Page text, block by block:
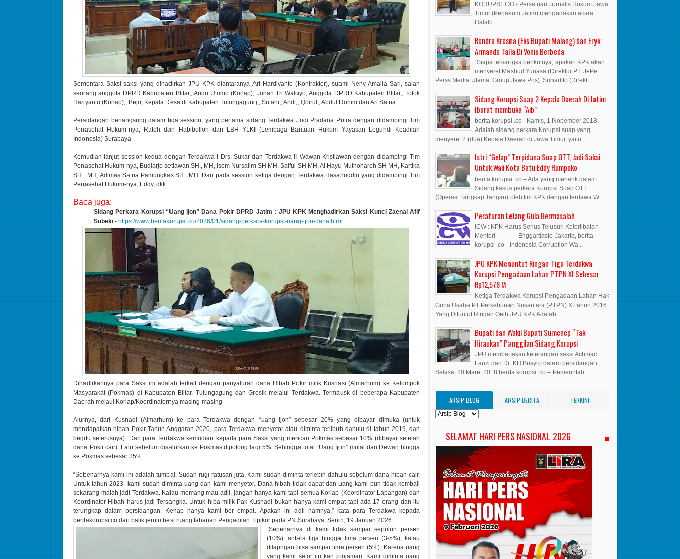
Sementara Saksi-saksi yang dihadirkan JPU KPK diantaranya Ari Hardiyanto (Kontraktor), suami Neny Amalia Sari, salah
seorang anggota DPRD Kabupaten Blitar,; Andri Utomo (Korlap), Johan Tri Waluyo, Anggota DPRD Kabupaten Blitar,; Totok
Hariyanto (Korlap),; Bejo, Kepala Desa di Kabupaten Tulungagung,; Sutani,; Andi,; Qoirul,; Abdul Rohim dan Ari Satria
Persidangan berlangsung dalam tiga session, yang pertama sidang Terdakwa Jodi Pradana Putra dengan didampingi Tim
Penasehat Hukum-nya, Rateh dan Habibulloh dari LBH YLKI (Lembaga Bantuan Hukum Yayasan Legundi Keadilan
Indonesia) Surabaya
Kemudian lanjut session kedua dengan Terdakwa I Drs. Sukar dan Terdakwa II Wawan Kristiawan dengan didampingi Tim
Penasehat Hukum-nya, Budiarjo setiawan SH., MH, isom Nursalim SH MH, Saiful SH MH, Al Hayu Muthoharoh SH MH, Kartika
SH., MH, Adimas Satria Pamungkas SH., MH. Dan pada session ketiga dengan Terdakwa Hasanuddin yang didampingi Tim
Penasehat Hukum-nya, Eddy, dkk
Baca juga:
Sidang Perkara Korupsi “Uang Ijon” Dana Pokir DPRD Jatim : JPU KPK Menghadirkan Saksi Kunci Zaenal Afif
Subeki - https://www.beritakorupsi.co/2026/01/sidang-perkara-korupsi-uang-ijon-dana.html
Dihadirkannya para Saksi ini adalah terkait dengan panyaluran dana Hibah Pokir milik Kusnasi (Almarhum) ke Kelompok
Masyarakat (Pokmas) di Kabupaten Blitar, Tulungagung dan Gresik melalui Terdakwa. Termausk di beberapa Kabupaten
Daerah melaui Korlap/Koordinatornya masing-masing
Alurnya, dari Kusnadi (Almarhum) ke para Terdakwa dengan “uang Ijon” sebesar 20% yang dibayar dimuka (untuk
mendapatkan hibah Pokir Tahun Anggaran 2020, para Terdakwa menyetor atau diminta terlibuh dahulu di tahun 2019, dan
begitu seterusnya). Dari para Terdakwa kemudian kepada para Saksi yang mencari Pokmas sebesar 10% (dibayar setelah
dana Pokir cair). Lalu sebelum disalurkan ke Pokmas dipotong lagi 5%. Sehingga total “Uang Ijon” mulai dari Dewan hingga
ke Pokmas sebesar 35%
“Sebenarnya kami ini adalah tumbal. Sudah rugi ratusan juta. Kami sudah diminta terlebih dahulu sebelum dana hibah cair.
Untuk tahun 2023, kami sudah diminta uang dan kami menyetor. Dana hibah tidak dapat dan uang kami pun tidak kembali
sekarang malah jadi Terdakwa. Kalau memang mau adil, jangan hanya kami tapi semua Korlap (Koordinator Lapangan) dan
Koordinator Hibah harus jadi Tersangka. Untuk hiba milik Pak Kusnadi bukan hanya kami empat tapi ada 17 orang dan itu
terungkap dalam persidangan. Kenap hanya kami ber empat. Apakah ini adil namnya,” kata para Terdakwa kepada
beritakorupsi.co dari balik jeruju besi ruang tahanan Pengadilan Tipikor pada PN Surabaya, Senin, 19 Januari 2026.
“Sebenarnya di kami tidak sampai sepuluh persen
(10%), antara tiga hingga lima persen (3-5%), kalau
dilapngan bisa sampai lima persen (5%). Karena uang
yang kami setor itu kan pinjaman. Kami diminta uang
KORUPSI .CO - Persatuan Jurnalis Hukum Jawa
Timur (Perjakum Jatim) mengadakan acara
Halalb...
Rendra Kresna (Eks.Bupati Malang) dan Eryk
Armando Talla Di Vonis Berbeda
“Siapa tersangka berikutnya, apakah KPK akan
menyeret Mashud Yunasa (Direktur PT. JePe
Perss Media Utama, Group Jawa Pos), Suharlito (Direkt...
Sidang Korupsi Suap 2 Kepala Daerah Di Jatim
Ibarat membuka “Aib”
berita korupsi .co - Kamis, 1 Nopember 2018,
Adalah sidang perkara Korupsi suap yang
menyeret 2 (dua) Kepala Daerah di Jawa Timur, yaitu ...
Istri “Gelap” Terpidana Suap OTT, Jadi Saksi
Untuk Wali Kota Batu Eddy Rumpoko
berita korupsi .co – Ada yang menarik dalam
Sidang kasus perkara Korupsi Suap OTT
(Operasi Tangkap Tangan) oleh tim KPK dengan terdawa W...
Peraturan Lelang Gula Bermasalah
ICW : KPK Harus Serius Telusuri Keterlibatan
Menteri Enggartiasto Jakarta, berita
korupsi .co - Indonesia Corruption Wa...
JPU KPK Menuntut Ringan Tiga Terdakwa
Korupsi Pengadaan Lahan PTPN XI Sebesar
Rp12,578 M
Ketiga Terdakwa Korupsi Pengadaan Lahan Hak
Guna Usaha PT Perkebunan Nusantara (PTPN) XI tahun 2016
Yang Dituntut Ringan Oelh JPU KPK Adalah...
Bupati dan Wakil Bupati Sumenep “Tak
Hiraukan” Panggilan Sidang Korupsi
JPU membacakan keterangan saksi Achmad
Fauzi dan Dr. KH Busyro dalam persidangan,
Selasa, 20 Maret 2018 berita korupsi .co – Pemerintah...
ARSIP BLOG ARSIP BERITA TERKINI
SELAMAT HARI PERS NASIONAL 2026